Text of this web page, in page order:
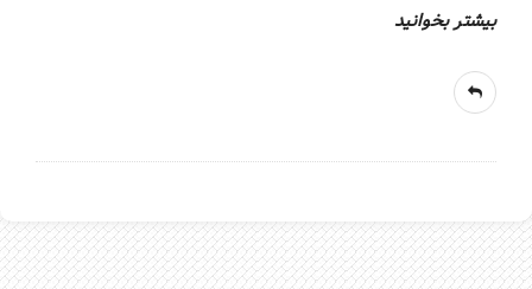
بیشتر بخوانید